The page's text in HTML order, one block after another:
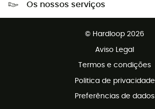
Os nossos serviços
© Hardloop 2026
Aviso Legal
Termos e condições
Politica de privacidade
Preferências de dados